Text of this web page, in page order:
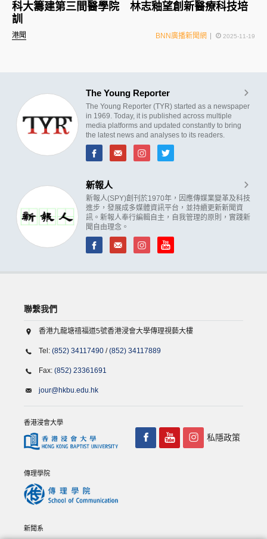
港聞
科大籌建第三間醫學院 林志釉望創新醫療科技培
訓
BNN廣播新聞網 2025-11-19
The Young Reporter
The Young Reporter (TYR) started as a newspaper
in 1969. Today, it is published across multiple
media platforms and updated constantly to bring
the latest news and analyses to its readers.
新報人
新報人(SPY)創刊於1970年，因應傳媒業變革及科技
進步，發展成多媒體資訊平台，並持續更新新聞資
訊。新報人奉行編輯自主，自我管理的原則，實踐新
聞自由理念。
聯繫我們
香港九龍塘禧福道5號香港浸會大學傳理視藝大樓
Tel: (852) 34117490 /(852) 34117889
Fax: (852) 23361691
jour@hkbu.edu.hk
香港浸會大學
傳理學院
新聞系
私隱政策